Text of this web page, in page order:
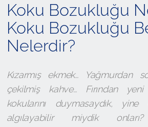
Koku Bozukluğu
Koku Bozukluğu
Nelerdir?
Kızarmış ekmek… Yağmurdan
çekilmiş kahve… Fırından
kokularını duymasaydık,
algılayabilir miydik